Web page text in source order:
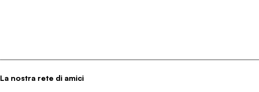
La nostra rete di amici